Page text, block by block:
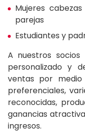
Mujeres
parejas
Estudiantes y
A nuestros
personalizado y
ventas por
preferenciales,
reconocidas,
ganancias
ingresos.